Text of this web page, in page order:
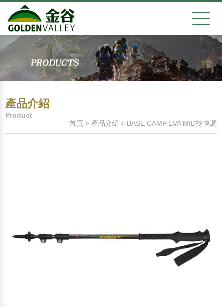
產品介紹
Product
首頁> 產品介紹 > BASE CAMP EVA MID雙快調